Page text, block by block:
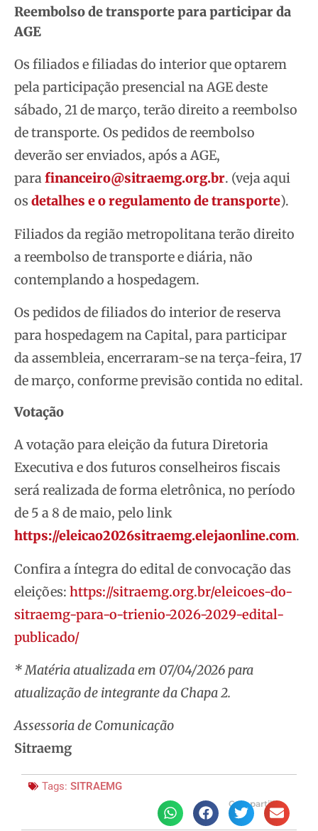
Reembolso de transporte para participar da
AGE
Os filiados e filiadas do interior que optarem
pela participação presencial na AGE deste
sábado, 21 de março, terão direito a reembolso
de transporte. Os pedidos de reembolso
deverão ser enviados, após a AGE,
parafinanceiro@sitraemg.org.br. (veja aqui
os detalhes e o regulamento de transporte).
Filiados da região metropolitana terão direito
a reembolso de transporte e diária, não
contemplando a hospedagem.
Os pedidos de filiados do interior de reserva
para hospedagem na Capital, para participar
da assembleia, encerraram-se na terça-feira, 17
de março, conforme previsão contida no edital.
Votação
A votação para eleição da futura Diretoria
Executiva e dos futuros conselheiros fiscais
será realizada de forma eletrônica, no período
de 5 a 8 de maio, pelo link
https://eleicao2026sitraemg.elejaonline.com.
Confira a íntegra do edital de convocação das
eleições: https://sitraemg.org.br/eleicoes-do-
sitraemg-para-o-trienio-2026-2029-edital-
publicado/
* Matéria atualizada em 07/04/2026 para
atualização de integrante da Chapa 2.
Assessoria de Comunicação
Sitraemg
Tags: SITRAEMG
Compartilhe